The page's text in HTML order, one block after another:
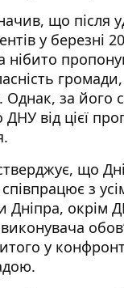
що після
у березні
нібито
Однак, за його
від цієї
що
з
Дніпра, окрім
у